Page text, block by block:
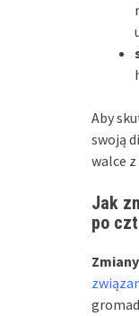
Aby
swoją
walce
Jak
po